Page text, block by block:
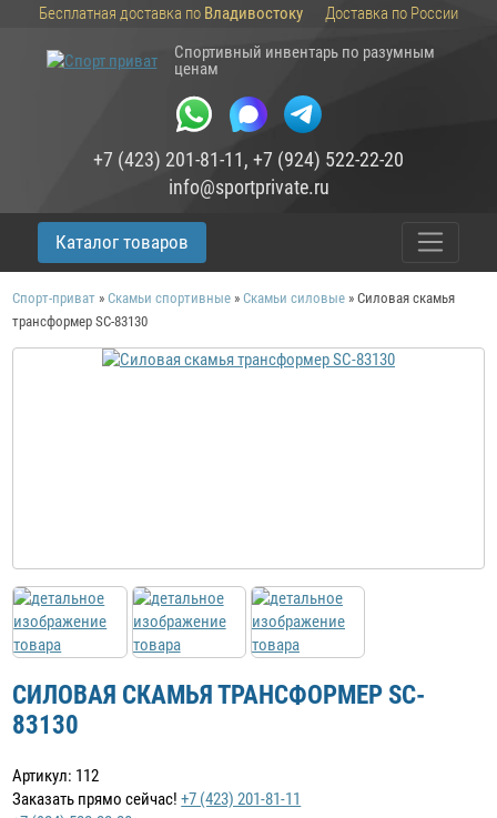
Бесплатная доставка по Владивостоку
Доставка по России
Спортивный инвентарь по разумным
ценам
+7 (423) 201-81-11, +7 (924) 522-22-20
info@sportprivate.ru
Каталог товаров
Спорт-приват »Скамьи спортивные »Скамьи силовые »Силовая скамья
трансформер SC-83130
СИЛОВАЯ СКАМЬЯ ТРАНСФОРМЕР SC-
83130
Артикул: 112
Заказать прямо сейчас! +7 (423) 201-81-11